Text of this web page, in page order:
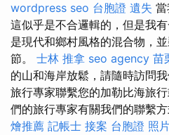
wordpress seo 台胞證 遺失 當
這似乎是不合邏輯的，但是我
是現代和鄉村風格的混合物，
節。 士林 推拿 seo agency 苗
的山和海岸放鬆，請隨時訪問我
旅行專家聯繫您的加勒比海旅
們的旅行專家有關我們的聯繫
燴推薦 記帳士 接案 台胞證 照